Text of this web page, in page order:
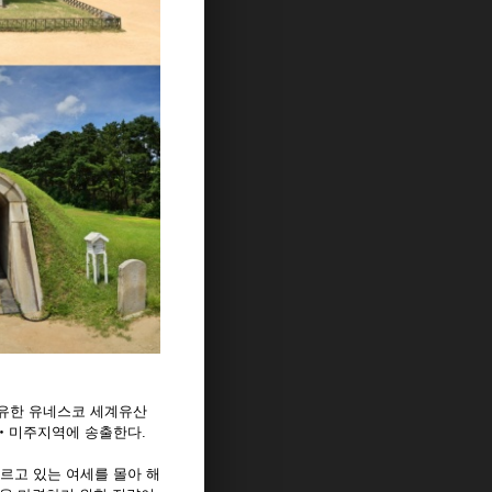
한 유네스코 세계유산
주지역에 송출한다.
고 있는 여세를 몰아 해